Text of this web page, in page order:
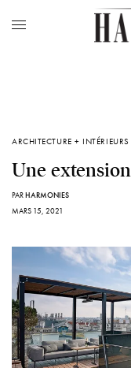
ARCHITECTURE + INTÉRIEURS
Une
PARHARMONIES
MARS 15, 2021